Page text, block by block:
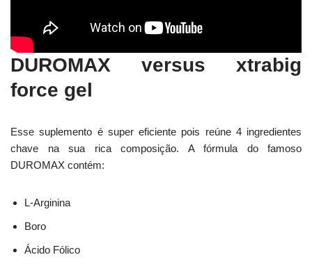
DUROMAX versus xtrabig
force gel
Esse suplemento é super eficiente pois reúne 4 ingredientes
chave na sua rica composição. A fórmula do famoso
DUROMAX contém:
L-Arginina
Boro
Ácido Fólico